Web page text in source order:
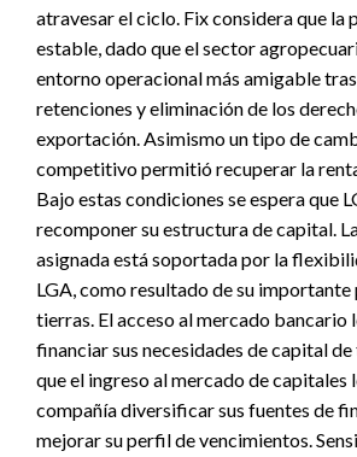
atravesar el ciclo. Fix considera que la
estable, dado que el sector
entorno operacional más amigable
retenciones y eliminación de los
exportación. Asimismo un tipo de
competitivo permitió recuperar la
Bajo estas condiciones se espera que
recomponer su estructura de capital.
asignada está soportada por la
LGA, como resultado de su
tierras. El acceso al mercado bancario
financiar sus necesidades de capital
que el ingreso al mercado de capitales
compañía diversificar sus fuentes de
mejorar su perfil de vencimientos.